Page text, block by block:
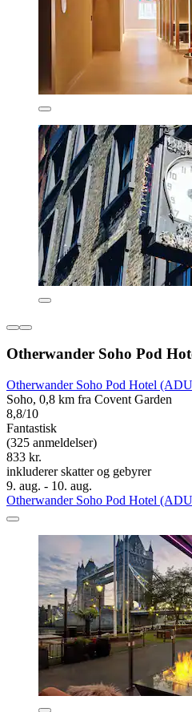
Otherwander Soho Pod
Otherwander Soho Pod Hotel
Soho, 0,8 km fra Covent Garden
8,8/10
Fantastisk
(325 anmeldelser)
833 kr.
inkluderer skatter og gebyrer
9. aug. - 10. aug.
Otherwander Soho Pod Hotel